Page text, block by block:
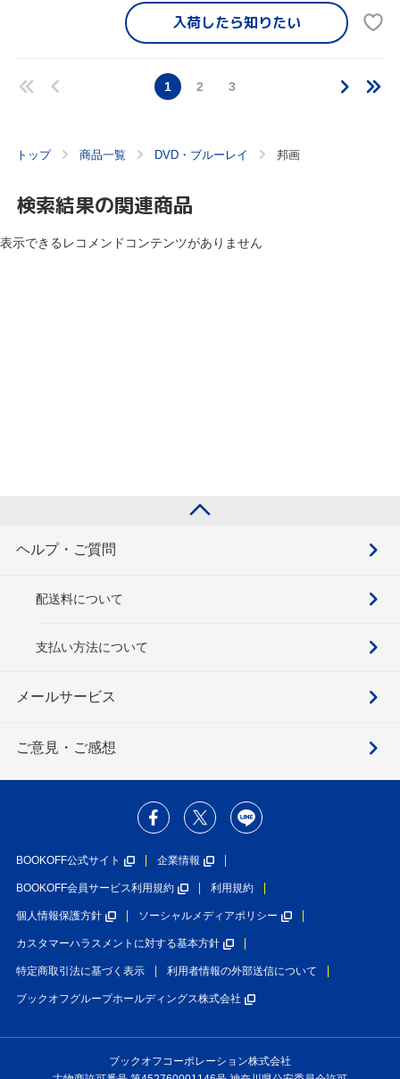
入荷したら知りたい
1 2 3
トップ 商品一覧 DVD・ブルーレイ 邦画
検索結果の関連商品
表示できるレコメンドコンテンツがありません
ヘルプ・ご質問
配送料について
支払い方法について
メールサービス
ご意見・ご感想
BOOKOFF公式サイト 企業情報
BOOKOFF会員サービス利用規約 利用規約
個人情報保護方針 ソーシャルメディアポリシー
カスタマーハラスメントに対する基本方針
特定商取引法に基づく表示 利用者情報の外部送信について
ブックオフグループホールディングス株式会社
ブックオフコーポレーション株式会社